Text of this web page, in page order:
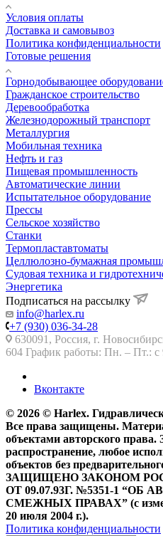
Условия оплаты
Доставка и самовывоз
Политика конфиденциальности
Готовые решения
Горнодобывающее
Гражданское строительство
Деревообработка
Железнодорожный транспорт
Металлургия
Мобильная техника
Нефть и газ
Пищевая промышленность
Автоматические линии
Испытательное оборудование
Прессы
Сельское хозяйство
Станки
Термопластавтоматы
Целлюлозно-бумажная
Судовая техника и
Энергетика
Подписаться на рассылку
info@harlex.ru
+7 (930) 036-34-28
630091, Россия, г.
604 График работы: Пн. – Пт.: с
Вконтакте
© 2026 © Harlex.
Все права защищены.
объектами авторского
распространение, любое
объектов без
ЗАЩИЩЕНО ЗАКОНОМ
ОТ 09.07.93Г. №5351-1 “ОБ
СМЕЖНЫХ ПРАВАХ” (с
20 июля 2004 г.).
Политика конфиденциальности